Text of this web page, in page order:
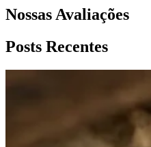
Nossas Avaliações
Posts Recentes